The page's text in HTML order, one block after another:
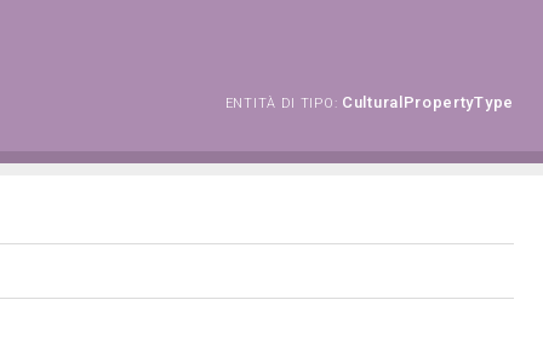
ENTITÀ DI TIPO: CulturalPropertyType